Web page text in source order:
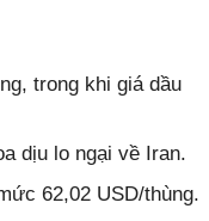
trong khi giá dầu
dịu lo ngại về Iran.
62,02 USD/thùng.